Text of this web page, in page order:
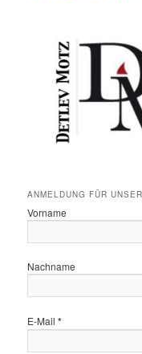
ANMELDUNG FÜR
Vorname
Nachname
E-Mail*